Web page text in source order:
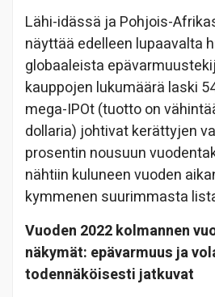
Lähi-idässä ja Pohjois-
näyttää edelleen lupaavalta
globaaleista
kauppojen lukumäärä laski
mega-IPOt (tuotto on
dollaria) johtivat kerättyjen
prosentin nousuun
nähtiin kuluneen vuoden
kymmenen suurimmasta
Vuoden 2022 kolmannen
näkymät: epävarmuus ja
todennäköisesti jatkuvat